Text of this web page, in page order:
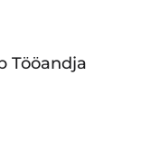
Tööandja